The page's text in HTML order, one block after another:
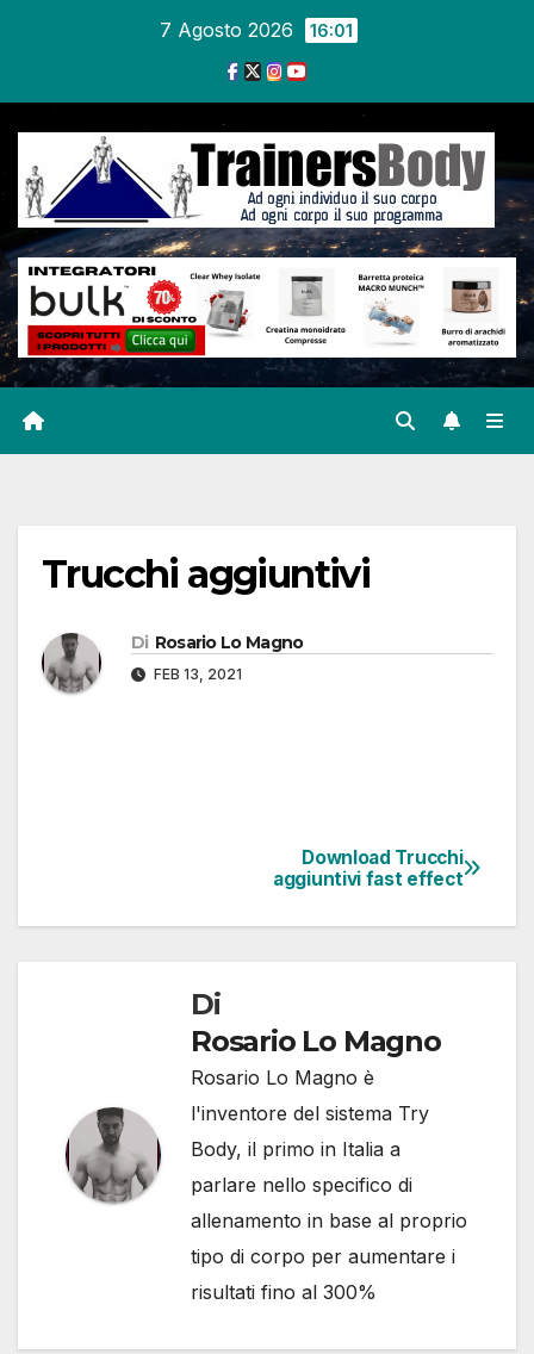
7 Agosto 2026 16:01
Trucchi aggiuntivi
Di Rosario Lo Magno
FEB 13, 2021
Download Trucchi
aggiuntivi fast effect
Di
Rosario Lo Magno
Rosario Lo Magno è
l'inventore del sistema Try
Body, il primo in Italia a
parlare nello specifico di
allenamento in base al proprio
tipo di corpo per aumentare i
risultati fino al 300%